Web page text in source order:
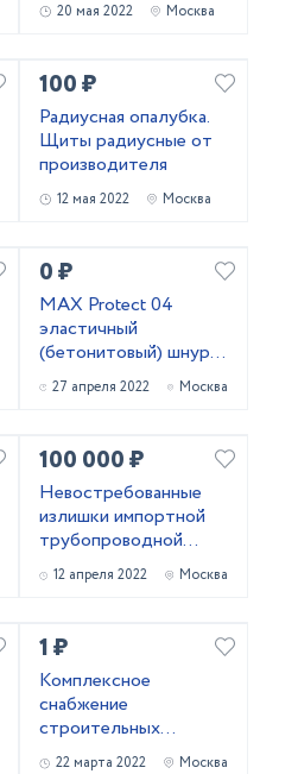
20 мая 2022 Москва
100 ₽
Радиусная опалубка.
Щиты радиусные от
производителя
12 мая 2022 Москва
0 ₽
MAX Protect 04
эластичный
(бетонитовый) шнур
(набухающий
профиль, гидрошнур)
27 апреля 2022 Москва
100 000 ₽
Невостребованные
излишки импортной
трубопроводной
запорной арматуры
12 апреля 2022 Москва
1 ₽
Комплексное
снабжение
строительных
объектов
22 марта 2022 Москва